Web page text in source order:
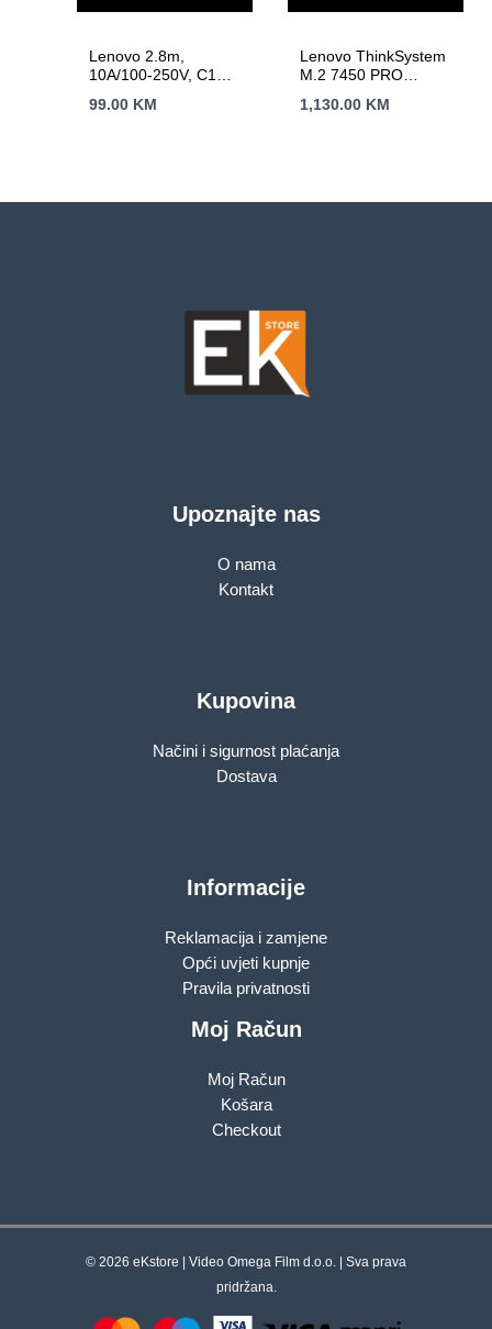
Lenovo 2.8m,
10A/100-250V, C13
Power Cable
99.00 KM
Lenovo ThinkSystem
M.2 7450 PRO
Intensive NVMe PCIe
1,130.00 KM
Upoznajte nas
O nama
Kontakt
Kupovina
Načini i sigurnost plaćanja
Dostava
Informacije
Reklamacija i zamjene
Opći uvjeti kupnje
Pravila privatnosti
Moj Račun
Moj Račun
Košara
Checkout
© 2026 eKstore | Video Omega Film d.o.o. | Sva prava
pridržana.